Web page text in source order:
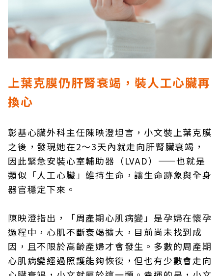
上葉克膜仍肝腎衰竭，裝人工心臟再
換心
彰基心臟外科主任陳映澄坦言，小文裝上葉克膜
之後，發現她在2～3天內就走向肝腎臟衰竭，
因此緊急安裝心室輔助器（LVAD）——也就是
類似「人工心臟」維持生命，讓生命跡象與全身
器官穩定下來。
陳映澄指出，「周產期心肌病變」是孕婦在懷孕
過程中，心肌不斷衰竭擴大，目前尚未找到成
因，且不限於高齡產婦才會發生。多數的周產期
心肌病變經過照護能夠恢復，但也有少數會走向